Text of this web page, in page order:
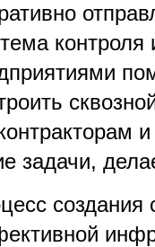
контроля
задачи,
создания